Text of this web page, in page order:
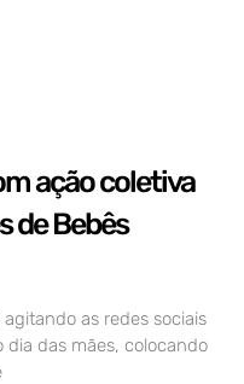
ação coletiva
de Bebês
as redes sociais
dia das mães, colocando